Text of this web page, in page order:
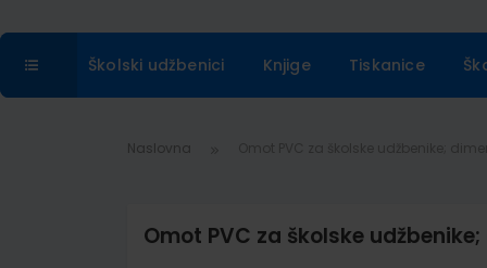
Školski udžbenici Knjige Tiskanice
Naslovna
Omot PVC za školske